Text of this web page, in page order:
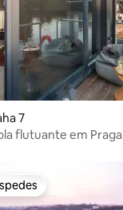
7
flutuante em Praga
dos hóspedes